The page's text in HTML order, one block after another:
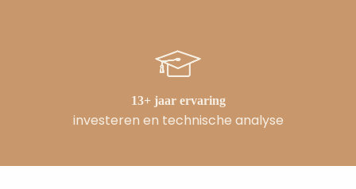
13+ jaar ervaring
investeren en technische analyse